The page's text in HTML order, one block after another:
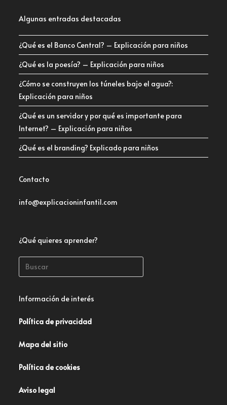
Algunas entradas destacadas
¿Qué es el Banco Central? – Explicación para niños
¿Qué es la poesía? – Explicación para niños
¿Cómo se construyen los túneles bajo el agua?:
Explicación para niños
¿Qué es un servidor y por qué es importante para
Internet? – Explicación para niños
¿Qué es el branding? Explicado para niños
Contacto
info@explicacioninfantil.com
¿Qué quieres aprender?
Información de interés
Política de privacidad
Mapa del sitio
Política de cookies
Aviso legal